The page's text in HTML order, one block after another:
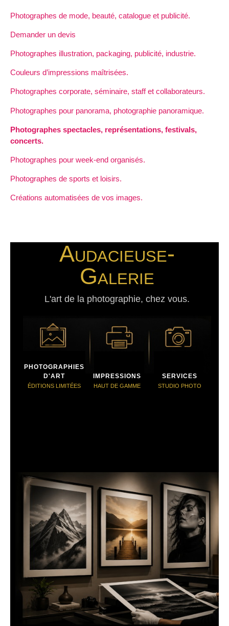
Photographes de mode, beauté, catalogue et publicité.
Demander un devis
Photographes illustration, packaging, publicité, industrie.
Couleurs d’impressions maîtrisées.
Photographes corporate, séminaire, staff et collaborateurs.
Photographes pour panorama, photographie panoramique.
Photographes spectacles, représentations, festivals,
concerts.
Photographes pour week-end organisés.
Photographes de sports et loisirs.
Créations automatisées de vos images.
Audacieuse-
Galerie
L'art de la photographie, chez vous.
PHOTOGRAPHIES
D'ART
ÉDITIONS LIMITÉES
IMPRESSIONS
HAUT DE GAMME
SERVICES
STUDIO PHOTO